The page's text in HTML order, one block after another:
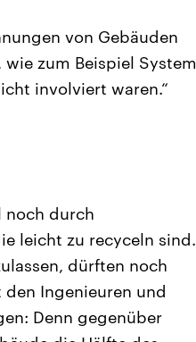
von Gebäuden
zum Beispiel System
involviert waren.“
noch durch
leicht zu recyceln sind.
dürften noch
Ingenieuren und
Denn gegenüber